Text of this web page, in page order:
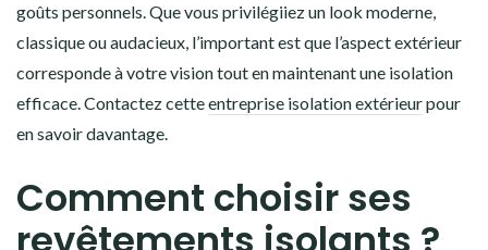
goûts personnels. Que vous privilégiiez un look moderne,
classique ou audacieux, l’important est que l’aspect extérieur
corresponde à votre vision tout en maintenant une isolation
efficace. Contactez cetteentreprise isolation extérieurpour
en savoir davantage.
Comment choisir ses